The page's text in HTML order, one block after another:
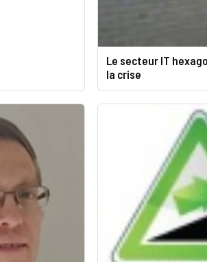
Le secteur IT
la crise